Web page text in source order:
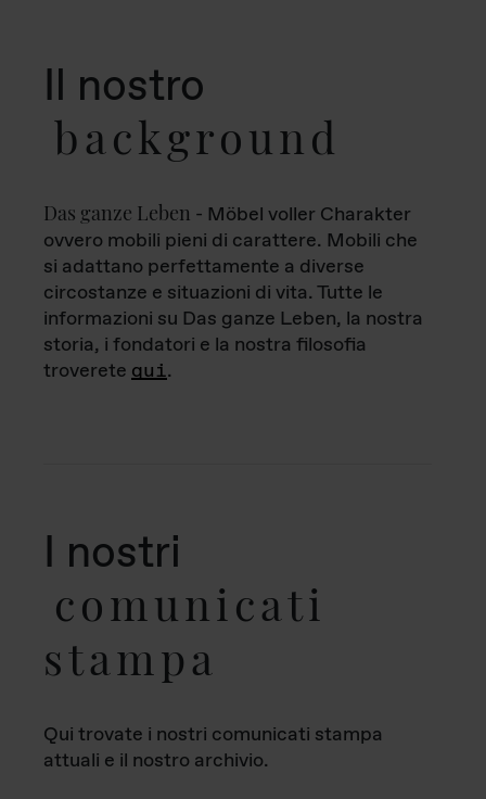
Il nostro
background
Das ganze Leben - Möbel voller Charakter
ovvero mobili pieni di carattere. Mobili che
si adattano perfettamente a diverse
circostanze e situazioni di vita. Tutte le
informazioni su Das ganze Leben, la nostra
storia, i fondatori e la nostra filosofia
troverete qui.
I nostri
comunicati
stampa
Qui trovate i nostri comunicati stampa
attuali e il nostro archivio.